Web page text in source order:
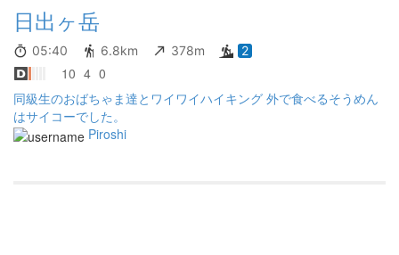
カン予報だったのに！ 関東の煮え切らない天気から逃れるべく関
西にきたのに！！！ 山の天気は難しい。 いや… 今時期の天気は難
しい… 来週は晴れますように☀️
日出ヶ岳
05:40 6.8km 378m 2
10 4 0
同級生のおばちゃま達とワイワイハイキング 外で食べるそうめん
はサイコーでした。
Piroshi